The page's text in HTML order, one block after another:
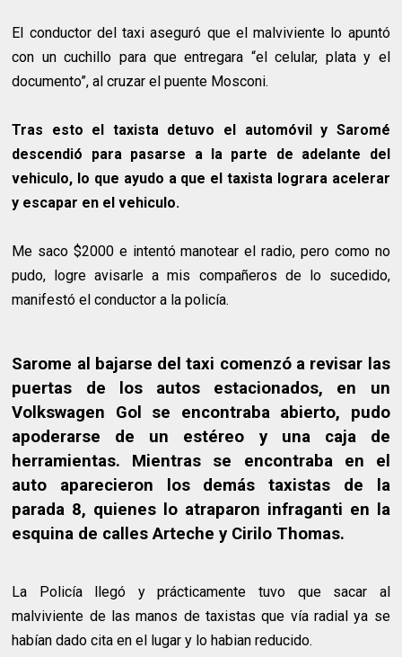
El conductor del taxi aseguró que el malviviente lo apuntó
con un cuchillo para que entregara “el celular, plata y el
documento”, al cruzar el puente Mosconi.
Tras esto el taxista detuvo el automóvil y Saromé
descendió para pasarse a la parte de adelante del
vehiculo, lo que ayudo a que el taxista lograra acelerar
y escapar en el vehiculo.
Me saco $2000 e intentó manotear el radio, pero como no
pudo, logre avisarle a mis compañeros de lo sucedido,
manifestó el conductor a la policía.
Sarome al bajarse del taxi comenzó a revisar las
puertas de los autos estacionados, en un
Volkswagen Gol se encontraba abierto, pudo
apoderarse de un estéreo y una caja de
herramientas. Mientras se encontraba en el
auto aparecieron los demás taxistas de la
parada 8, quienes lo atraparon infraganti en la
esquina de calles Arteche y Cirilo Thomas.
La Policía llegó y prácticamente tuvo que sacar al
malviviente de las manos de taxistas que vía radial ya se
habían dado cita en el lugar y lo habian reducido.